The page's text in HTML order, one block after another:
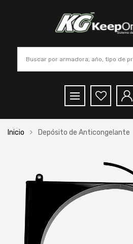
Inicio Depósito de Anticongelante